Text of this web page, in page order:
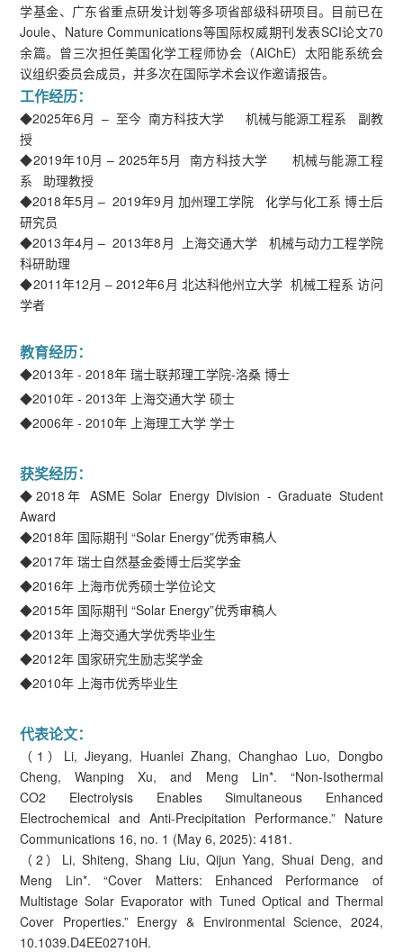
学基金、广东省重点研发计划等多项省部级科研项目。目前已在
Joule、Nature Communications等国际权威期刊发表SCI论文70
余篇。曾三次担任美国化学工程师协会（AIChE）太阳能系统会
议组织委员会成员，并多次在国际学术会议作邀请报告。
工作经历：
◆2025年6月 – 至今 南方科技大学 机械与能源工程系 副教
授
◆2019年10月 – 2025年5月 南方科技大学 机械与能源工程
系 助理教授
◆2018年5月 – 2019年9月 加州理工学院 化学与化工系 博士后
研究员
◆2013年4月 – 2013年8月 上海交通大学 机械与动力工程学院
科研助理
◆2011年12月 – 2012年6月 北达科他州立大学 机械工程系 访问
学者
教育经历：
◆2013年 - 2018年 瑞士联邦理工学院-洛桑 博士
◆2010年 - 2013年 上海交通大学 硕士
◆2006年 - 2010年 上海理工大学 学士
获奖经历：
◆2018年 ASME Solar Energy Division - Graduate Student
Award
◆2018年 国际期刊 “Solar Energy”优秀审稿人
◆2017年 瑞士自然基金委博士后奖学金
◆2016年 上海市优秀硕士学位论文
◆2015年 国际期刊 “Solar Energy”优秀审稿人
◆2013年 上海交通大学优秀毕业生
◆2012年 国家研究生励志奖学金
◆2010年 上海市优秀毕业生
代表论文：
（1）Li, Jieyang, Huanlei Zhang, Changhao Luo, Dongbo
Cheng, Wanping Xu, and Meng Lin*. “Non-Isothermal
CO2 Electrolysis Enables Simultaneous Enhanced
Electrochemical and Anti-Precipitation Performance.” Nature
Communications 16, no. 1 (May 6, 2025): 4181.
（2）Li, Shiteng, Shang Liu, Qijun Yang, Shuai Deng, and
Meng Lin*. “Cover Matters: Enhanced Performance of
Multistage Solar Evaporator with Tuned Optical and Thermal
Cover Properties.” Energy & Environmental Science, 2024,
10.1039.D4EE02710H.